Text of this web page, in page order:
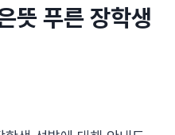
뜻 푸른 장학생